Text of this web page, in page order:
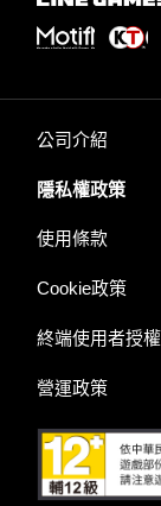
公司介紹
隱私權政策
使用條款
Cookie政策
終端使用者授
營運政策